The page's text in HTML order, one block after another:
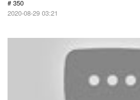
# 350
2020-08-29 03:21